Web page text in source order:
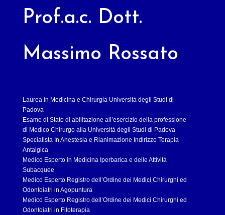
Prof.a.c. Dott.
Massimo Rossato
Laurea in Medicina e Chirurgia Università degli Studi di
Padova
Esame di Stato di abilitazione all’esercizio della professione
di Medico Chirurgo alla Università degli Studi di Padova
Specialista In Anestesia e Rianimazione Indirizzo Terapia
Antalgica
Medico Esperto in Medicina Iperbarica e delle Attività
Subacquee
Medico Esperto Registro dell’Ordine dei Medici Chirurghi ed
Odontoiatri in Agopuntura
Medico Esperto Registro dell’Ordine dei Medici Chirurghi ed
Odontoiatri in Fitoterapia